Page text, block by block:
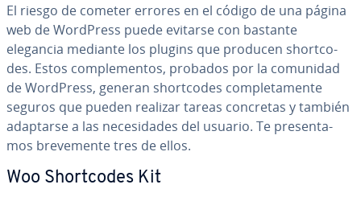
El riesgo de cometer errores en el código de una página
web de WordPress puede evitarse con bastante
elegancia mediante los plugins que producen sho­r­t­co­
des. Estos co­m­ple­me­n­tos, probados por la comunidad
de WordPress, generan sho­r­t­co­des co­m­ple­ta­me­n­te
seguros que pueden realizar tareas concretas y también
adaptarse a las ne­ce­si­da­des del usuario. Te pre­se­n­ta­
mos bre­ve­me­n­te tres de ellos.
Woo Sho­r­t­co­des Kit